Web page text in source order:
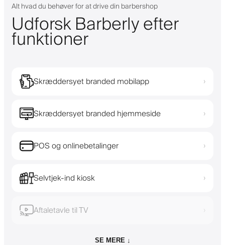
Alt hvad du behøver for at drive din barbershop
Udforsk Barberly efter
funktioner
Skræddersyet branded mobilapp ›
Skræddersyet branded hjemmeside ›
POS og onlinebetalinger ›
Selvtjek-ind kiosk ›
Aftaletavle til TV ›
SE MERE ↓